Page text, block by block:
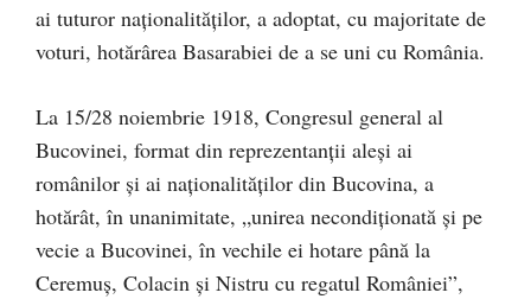
ai tuturor naţionalităţilor, a adoptat, cu majoritate de
voturi, hotărârea Basarabiei de a se uni cu România.
La 15/28 noiembrie 1918, Congresul general al
Bucovinei, format din reprezentanţii aleşi ai
românilor şi ai naţionalităţilor din Bucovina, a
hotărât, în unanimitate, „unirea necondiţionată şi pe
vecie a Bucovinei, în vechile ei hotare până la
Ceremuş, Colacin şi Nistru cu regatul României”,